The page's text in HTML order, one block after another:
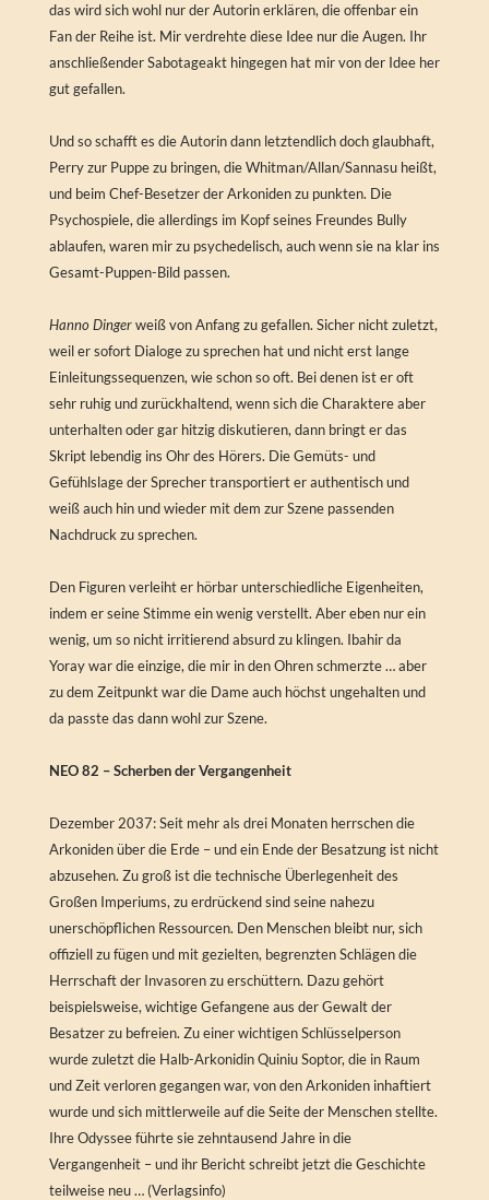
das wird sich wohl nur der Autorin erklären, die offenbar ein
Fan der Reihe ist. Mir verdrehte diese Idee nur die Augen. Ihr
anschließender Sabotageakt hingegen hat mir von der Idee her
gut gefallen.
Und so schafft es die Autorin dann letztendlich doch glaubhaft,
Perry zur Puppe zu bringen, die Whitman/Allan/Sannasu heißt,
und beim Chef-Besetzer der Arkoniden zu punkten. Die
Psychospiele, die allerdings im Kopf seines Freundes Bully
ablaufen, waren mir zu psychedelisch, auch wenn sie na klar ins
Gesamt-Puppen-Bild passen.
Hanno Dingerweiß von Anfang zu gefallen. Sicher nicht zuletzt,
weil er sofort Dialoge zu sprechen hat und nicht erst lange
Einleitungssequenzen, wie schon so oft. Bei denen ist er oft
sehr ruhig und zurückhaltend, wenn sich die Charaktere aber
unterhalten oder gar hitzig diskutieren, dann bringt er das
Skript lebendig ins Ohr des Hörers. Die Gemüts- und
Gefühlslage der Sprecher transportiert er authentisch und
weiß auch hin und wieder mit dem zur Szene passenden
Nachdruck zu sprechen.
Den Figuren verleiht er hörbar unterschiedliche Eigenheiten,
indem er seine Stimme ein wenig verstellt. Aber eben nur ein
wenig, um so nicht irritierend absurd zu klingen. Ibahir da
Yoray war die einzige, die mir in den Ohren schmerzte … aber
zu dem Zeitpunkt war die Dame auch höchst ungehalten und
da passte das dann wohl zur Szene.
NEO 82 – Scherben der Vergangenheit
Dezember 2037: Seit mehr als drei Monaten herrschen die
Arkoniden über die Erde – und ein Ende der Besatzung ist nicht
abzusehen. Zu groß ist die technische Überlegenheit des
Großen Imperiums, zu erdrückend sind seine nahezu
unerschöpflichen Ressourcen. Den Menschen bleibt nur, sich
offiziell zu fügen und mit gezielten, begrenzten Schlägen die
Herrschaft der Invasoren zu erschüttern. Dazu gehört
beispielsweise, wichtige Gefangene aus der Gewalt der
Besatzer zu befreien. Zu einer wichtigen Schlüsselperson
wurde zuletzt die Halb-Arkonidin Quiniu Soptor, die in Raum
und Zeit verloren gegangen war, von den Arkoniden inhaftiert
wurde und sich mittlerweile auf die Seite der Menschen stellte.
Ihre Odyssee führte sie zehntausend Jahre in die
Vergangenheit – und ihr Bericht schreibt jetzt die Geschichte
teilweise neu … (Verlagsinfo)